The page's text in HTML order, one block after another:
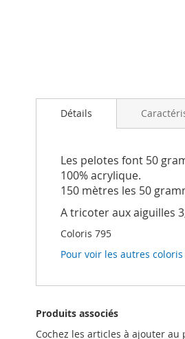
au
début
Galerie
d’images
Détails
Les pelotes font 50
100% acrylique.
150 mètres les 50
A tricoter aux aiguilles
Coloris 795
Pour voir les autres
Produits associés
Cochez les articles à ajouter au